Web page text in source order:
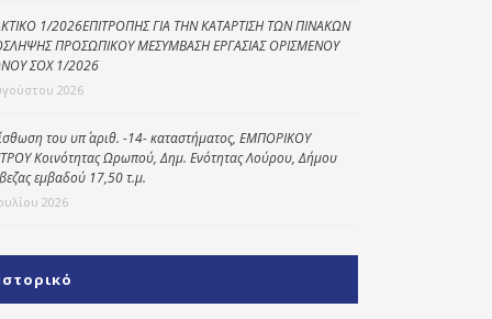
1/2026ΕΠΙΤΡΟΠΗΣ ΓΙΑ ΤΗΝ ΚΑΤΑΡΤΙΣΗ ΤΩΝ ΠΙΝΑΚΩΝ
ΠΡΟΣΩΠΙΚΟΥ ΜΕΣΥΜΒΑΣΗ ΕΡΓΑΣΙΑΣ ΟΡΙΣΜΕΝΟΥ
ΣΟΧ 1/2026
2026
του υπ΄ αριθ. -14- καταστήματος, ΕΜΠΟΡΙΚΟΥ
Κοινότητας Ωρωπού, Δημ. Ενότητας Λούρου, Δήμου
εμβαδού 17,50 τ.μ.
2026